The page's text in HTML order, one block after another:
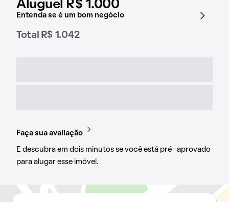
Aluguel R$ 1.000
Entenda se é um bom negócio
Total R$ 1.042
Faça sua avaliação
E descubra em dois minutos se você está pré-aprovado
para alugar esse imóvel.